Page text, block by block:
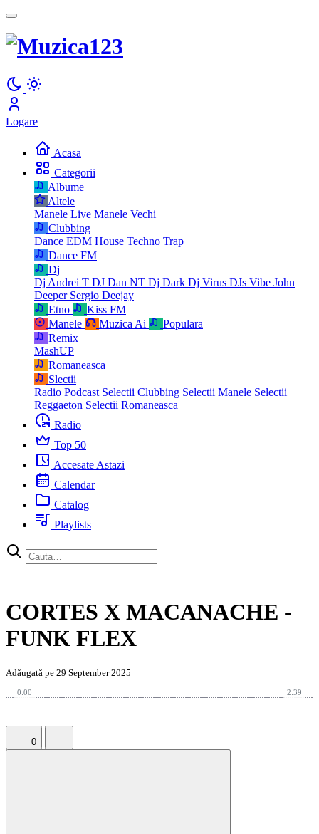
Logare
Acasa
Categorii
Albume
Altele
Manele Live Manele Vechi
Clubbing
Dance EDM House Techno Trap
Dance FM
Dj
Dj Andrei T DJ Dan NT Dj Dark Dj Virus DJs Vibe John
Deeper Sergio Deejay
Etno
Kiss FM
Manele
Muzica Ai
Populara
Remix
MashUP
Romaneasca
Slectii
Radio Podcast Selectii Clubbing Selectii Manele Selectii
Reggaeton Selectii Romaneasca
Radio
Top 50
Accesate Astazi
Calendar
Catalog
Playlists
CORTES X MACANACHE -
FUNK FLEX
Adăugată pe 29 September 2025
0:00 2:39
0